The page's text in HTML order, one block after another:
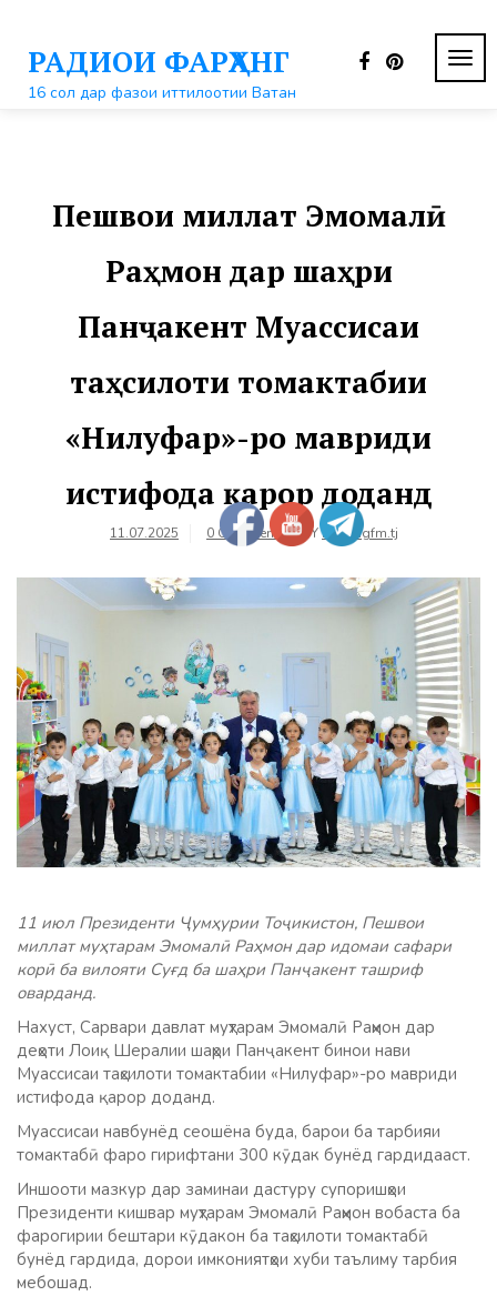
контентуРАДИОИ ФАРҲАНГ
16 сол дар фазои иттилоотии Ватан
Пешвои миллат Эмомалӣ
Раҳмон дар шаҳри
Панҷакент Муассисаи
таҳсилоти томактабии
«Нилуфар»-ро мавриди
истифода қарор доданд
11.07.2025 0 Comments BYfarhangfm.tj
11 июл Президенти Ҷумҳурии Тоҷикистон, Пешвои
миллат муҳтарам Эмомалӣ Раҳмон дар идомаи сафари
корӣ ба вилояти Суғд ба шаҳри Панҷакент ташриф
оварданд.
Нахуст, Сарвари давлат муҳтарам Эмомалӣ Раҳмон дар
деҳоти Лоиқ Шералии шаҳри Панҷакент бинои нави
Муассисаи таҳсилоти томактабии «Нилуфар»-ро мавриди
истифода қарор доданд.
Муассисаи навбунёд сеошёна буда, барои ба тарбияи
томактабӣ фаро гирифтани 300 кӯдак бунёд гардидааст.
Иншооти мазкур дар заминаи дастуру супоришҳои
Президенти кишвар муҳтарам Эмомалӣ Раҳмон вобаста ба
фарогирии бештари кӯдакон ба таҳсилоти томактабӣ
бунёд гардида, дорои имкониятҳои хуби таълиму тарбия
мебошад.